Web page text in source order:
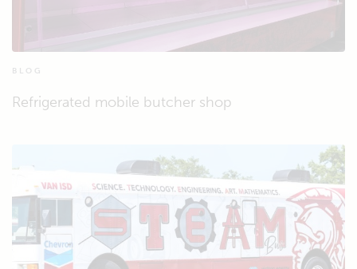
BLOG
Refrigerated mobile butcher shop